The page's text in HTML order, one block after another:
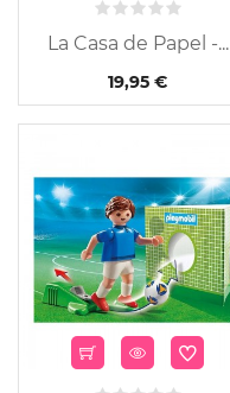
La Casa de Papel -...
19,95 €